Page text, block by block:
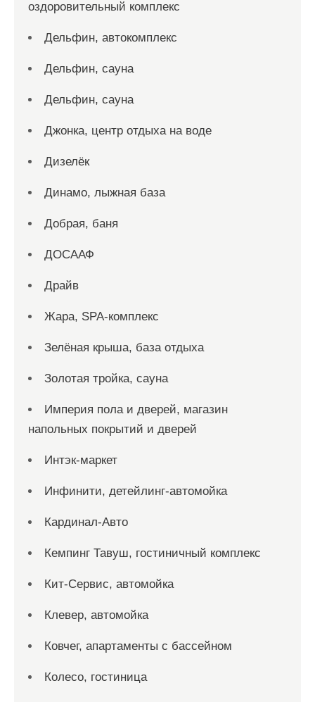
оздоровительный комплекс
Дельфин, автокомплекс
Дельфин, сауна
Дельфин, сауна
Джонка, центр отдыха на воде
Дизелёк
Динамо, лыжная база
Добрая, баня
ДОСААФ
Драйв
Жара, SPA-комплекс
Зелёная крыша, база отдыха
Золотая тройка, сауна
Империя пола и дверей, магазин
напольных покрытий и дверей
Интэк-маркет
Инфинити, детейлинг-автомойка
Кардинал-Авто
Кемпинг Тавуш, гостиничный комплекс
Кит-Сервис, автомойка
Клевер, автомойка
Ковчег, апартаменты с бассейном
Колесо, гостиница